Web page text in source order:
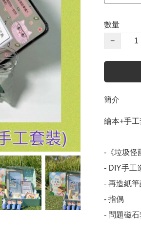
數量
−
簡介
繪本+手工
-《垃圾怪
- DIY手工
- 再造紙
- 指偶
- 問題磁